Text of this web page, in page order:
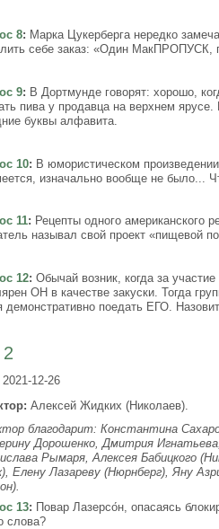
8: Марка Цукерберга нередко
себе заказ: «Один МакПРОПУСК,
9: В Дортмунде говорят: хорошо,
пива у продавца на верхнем
буквы алфавита.
10: В юмористическом
изначально вообще не было...
11: Рецепты одного американского
называл свой проект «пищевой
12: Обычай возник, когда за
ОН в качестве закуски. Тогда
демонстративно поедать ЕГО.
2021-12-26
Алексей Жидких (Николаев).
благодарит: Константина
Дорошенко, Дмитрия
Рымаря, Алексея Бабицкого
Елену Лазареву (Нюрнберг), Яну
13: Повар Лазерсо́н, опасаясь
слова?